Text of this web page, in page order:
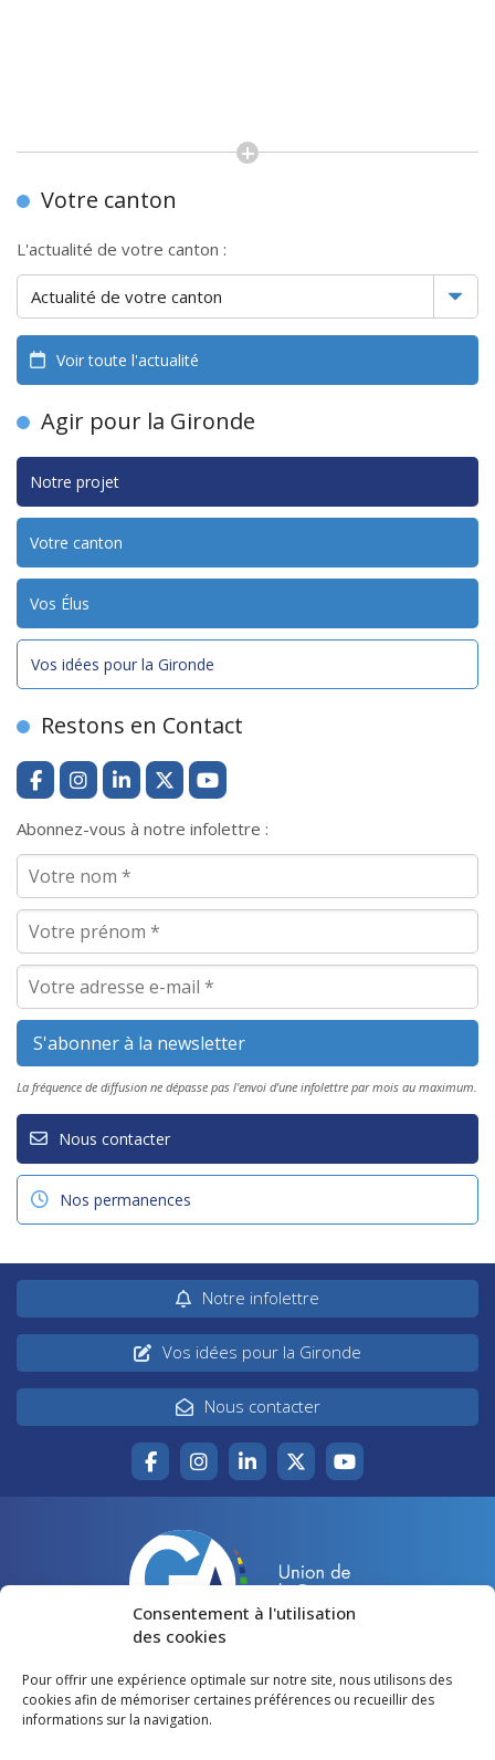
Consentement à l'utilisation
des cookies
Pour offrir une expérience optimale sur notre site, nous utilisons des
cookies afin de mémoriser certaines préférences ou recueillir des
informations sur la navigation.
Votre canton
L'actualité de votre canton :
Voir toute l'actualité
Agir pour la Gironde
Notre projet
Votre canton
Vos Élus
Vos idées pour la Gironde
Restons en Contact
Abonnez-vous à notre infolettre :
La fréquence de diffusion ne dépasse pas l'envoi d'une infolettre par mois au maximum.
Nous contacter
Nos permanences
Notre infolettre
Vos idées pour la Gironde
Nous contacter
Accueil
Votre canton
Agir pour la Gironde